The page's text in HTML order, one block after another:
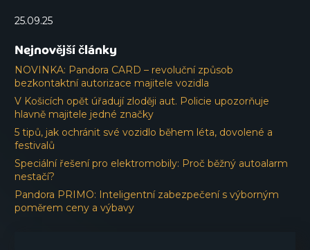
25.09.25
Nejnovější články
NOVINKA: Pandora CARD – revoluční způsob
bezkontaktní autorizace majitele vozidla
V Košicích opět úřadují zloději aut. Policie upozorňuje
hlavně majitele jedné značky
5 tipů, jak ochránit své vozidlo během léta, dovolené a
festivalů
Speciální řešení pro elektromobily: Proč běžný autoalarm
nestačí?
Pandora PRIMO: Inteligentní zabezpečení s výborným
poměrem ceny a výbavy